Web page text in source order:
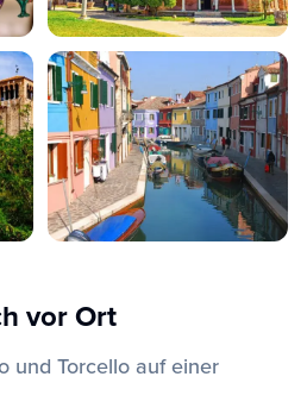
vor Ort
und Torcello auf einer